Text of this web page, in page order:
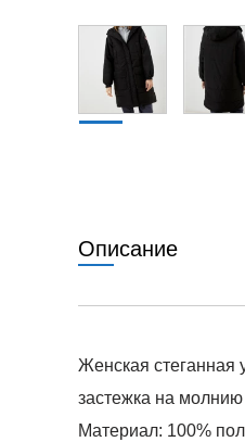
Описание
Женская стеганная
застежка на молнию
Материал: 100%